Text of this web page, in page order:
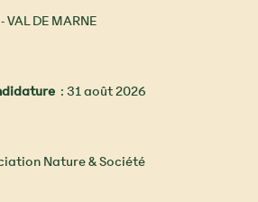
VAL DE MARNE
: 31 août 2026
Nature & Société